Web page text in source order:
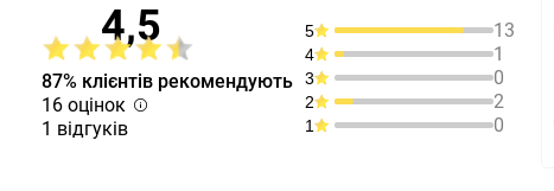
4,5
87% клієнтів рекомендують
16 оцінок
1 відгуків
5 13
4 1
3 0
2 2
1 0